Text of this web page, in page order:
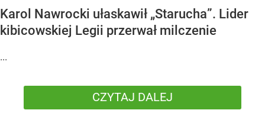
Karol Nawrocki ułaskawił „Starucha”. Lider
kibicowskiej Legii przerwał milczenie
...
CZYTAJ DALEJ